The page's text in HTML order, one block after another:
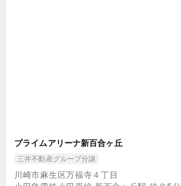
プライムアリーナ新百合ヶ丘
三井不動産グループ分譲
川崎市麻生区万福寺４丁目